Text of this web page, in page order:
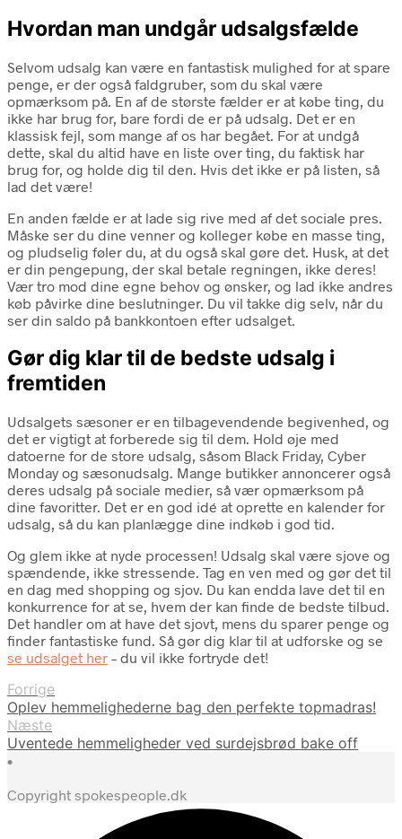
Hvordan man undgår udsalgsfælde
Selvom udsalg kan være en fantastisk mulighed for at spare
penge, er der også faldgruber, som du skal være
opmærksom på. En af de største fælder er at købe ting, du
ikke har brug for, bare fordi de er på udsalg. Det er en
klassisk fejl, som mange af os har begået. For at undgå
dette, skal du altid have en liste over ting, du faktisk har
brug for, og holde dig til den. Hvis det ikke er på listen, så
lad det være!
En anden fælde er at lade sig rive med af det sociale pres.
Måske ser du dine venner og kolleger købe en masse ting,
og pludselig føler du, at du også skal gøre det. Husk, at det
er din pengepung, der skal betale regningen, ikke deres!
Vær tro mod dine egne behov og ønsker, og lad ikke andres
køb påvirke dine beslutninger. Du vil takke dig selv, når du
ser din saldo på bankkontoen efter udsalget.
Gør dig klar til de bedste udsalg i
fremtiden
Udsalgets sæsoner er en tilbagevendende begivenhed, og
det er vigtigt at forberede sig til dem. Hold øje med
datoerne for de store udsalg, såsom Black Friday, Cyber
Monday og sæsonudsalg. Mange butikker annoncerer også
deres udsalg på sociale medier, så vær opmærksom på
dine favoritter. Det er en god idé at oprette en kalender for
udsalg, så du kan planlægge dine indkøb i god tid.
Og glem ikke at nyde processen! Udsalg skal være sjove og
spændende, ikke stressende. Tag en ven med og gør det til
en dag med shopping og sjov. Du kan endda lave det til en
konkurrence for at se, hvem der kan finde de bedste tilbud.
Det handler om at have det sjovt, mens du sparer penge og
finder fantastiske fund. Så gør dig klar til at udforske og se
se udsalget her – du vil ikke fortryde det!
Forrige
Oplev hemmelighederne bag den perfekte topmadras!
Næste
Uventede hemmeligheder ved surdejsbrød bake off
•
Copyright spokespeople.dk